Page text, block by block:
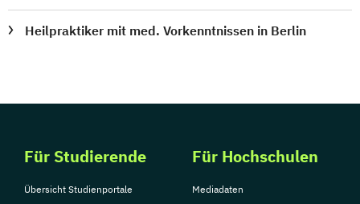
Heilpraktiker mit med. Vorkenntnissen in Berlin
Für Studierende
Übersicht Studienportale
Für Hochschulen
Mediadaten